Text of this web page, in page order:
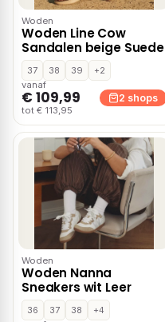
Woden
Woden Line Cow
Sandalen beige Suede
37 38 39
+2
vanaf
€ 109,99
tot € 113,95
2 shops
Woden
Woden Nanna
Sneakers wit Leer
36 37 38
+4